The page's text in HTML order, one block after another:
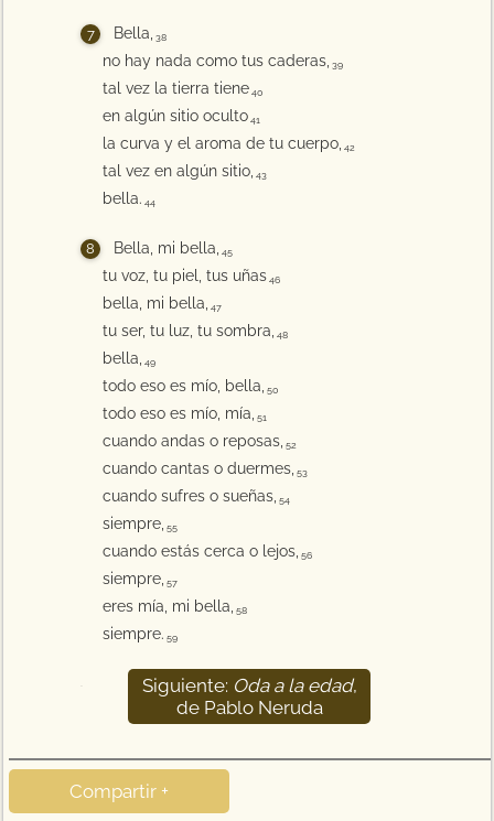
Bella, 38
no hay nada como tus caderas, 39
tal vez la tierra tiene 40
en algún sitio oculto 41
la curva y el aroma de tu cuerpo, 42
tal vez en algún sitio, 43
bella. 44
Bella, mi bella, 45
tu voz, tu piel, tus uñas 46
bella, mi bella, 47
tu ser, tu luz, tu sombra, 48
bella, 49
todo eso es mío, bella, 50
todo eso es mío, mía, 51
cuando andas o reposas, 52
cuando cantas o duermes, 53
cuando sufres o sueñas, 54
siempre, 55
cuando estás cerca o lejos, 56
siempre, 57
eres mía, mi bella, 58
siempre. 59
Siguiente: Oda a la edad,
de Pablo Neruda
Compartir +